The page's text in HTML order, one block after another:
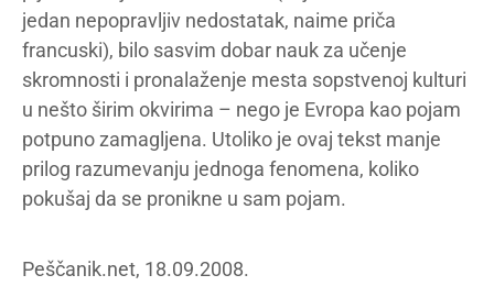
jedan nepopravljiv nedostatak, naime priča
francuski), bilo sasvim dobar nauk za učenje
skromnosti i pronalaženje mesta sopstvenoj kulturi
u nešto širim okvirima – nego je Evropa kao pojam
potpuno zamagljena. Utoliko je ovaj tekst manje
prilog razumevanju jednoga fenomena, koliko
pokušaj da se pronikne u sam pojam.
Peščanik.net, 18.09.2008.